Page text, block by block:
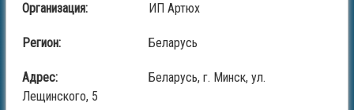
Организация: ИП Артюх
Регион: Беларусь
Адрес:
Беларусь, г. Минск, ул.
Лещинского, 5